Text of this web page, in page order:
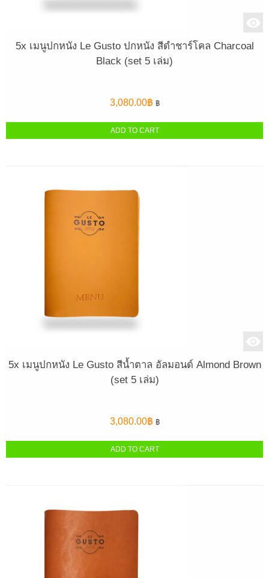
5x เมนูปกหนัง Le Gusto ปกหนัง สีดำชาร์โคล Charcoal
Black (set 5 เล่ม)
3,080.00฿ ฿
ADD TO CART
5x เมนูปกหนัง Le Gusto สีน้ำตาล อัลมอนด์ Almond Brown
(set 5 เล่ม)
3,080.00฿ ฿
ADD TO CART